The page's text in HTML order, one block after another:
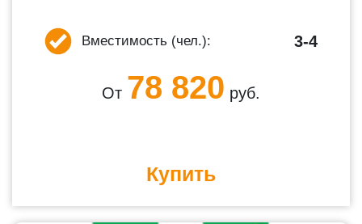
Вместимость (чел.): 3-4
От 78 820 руб.
Купить